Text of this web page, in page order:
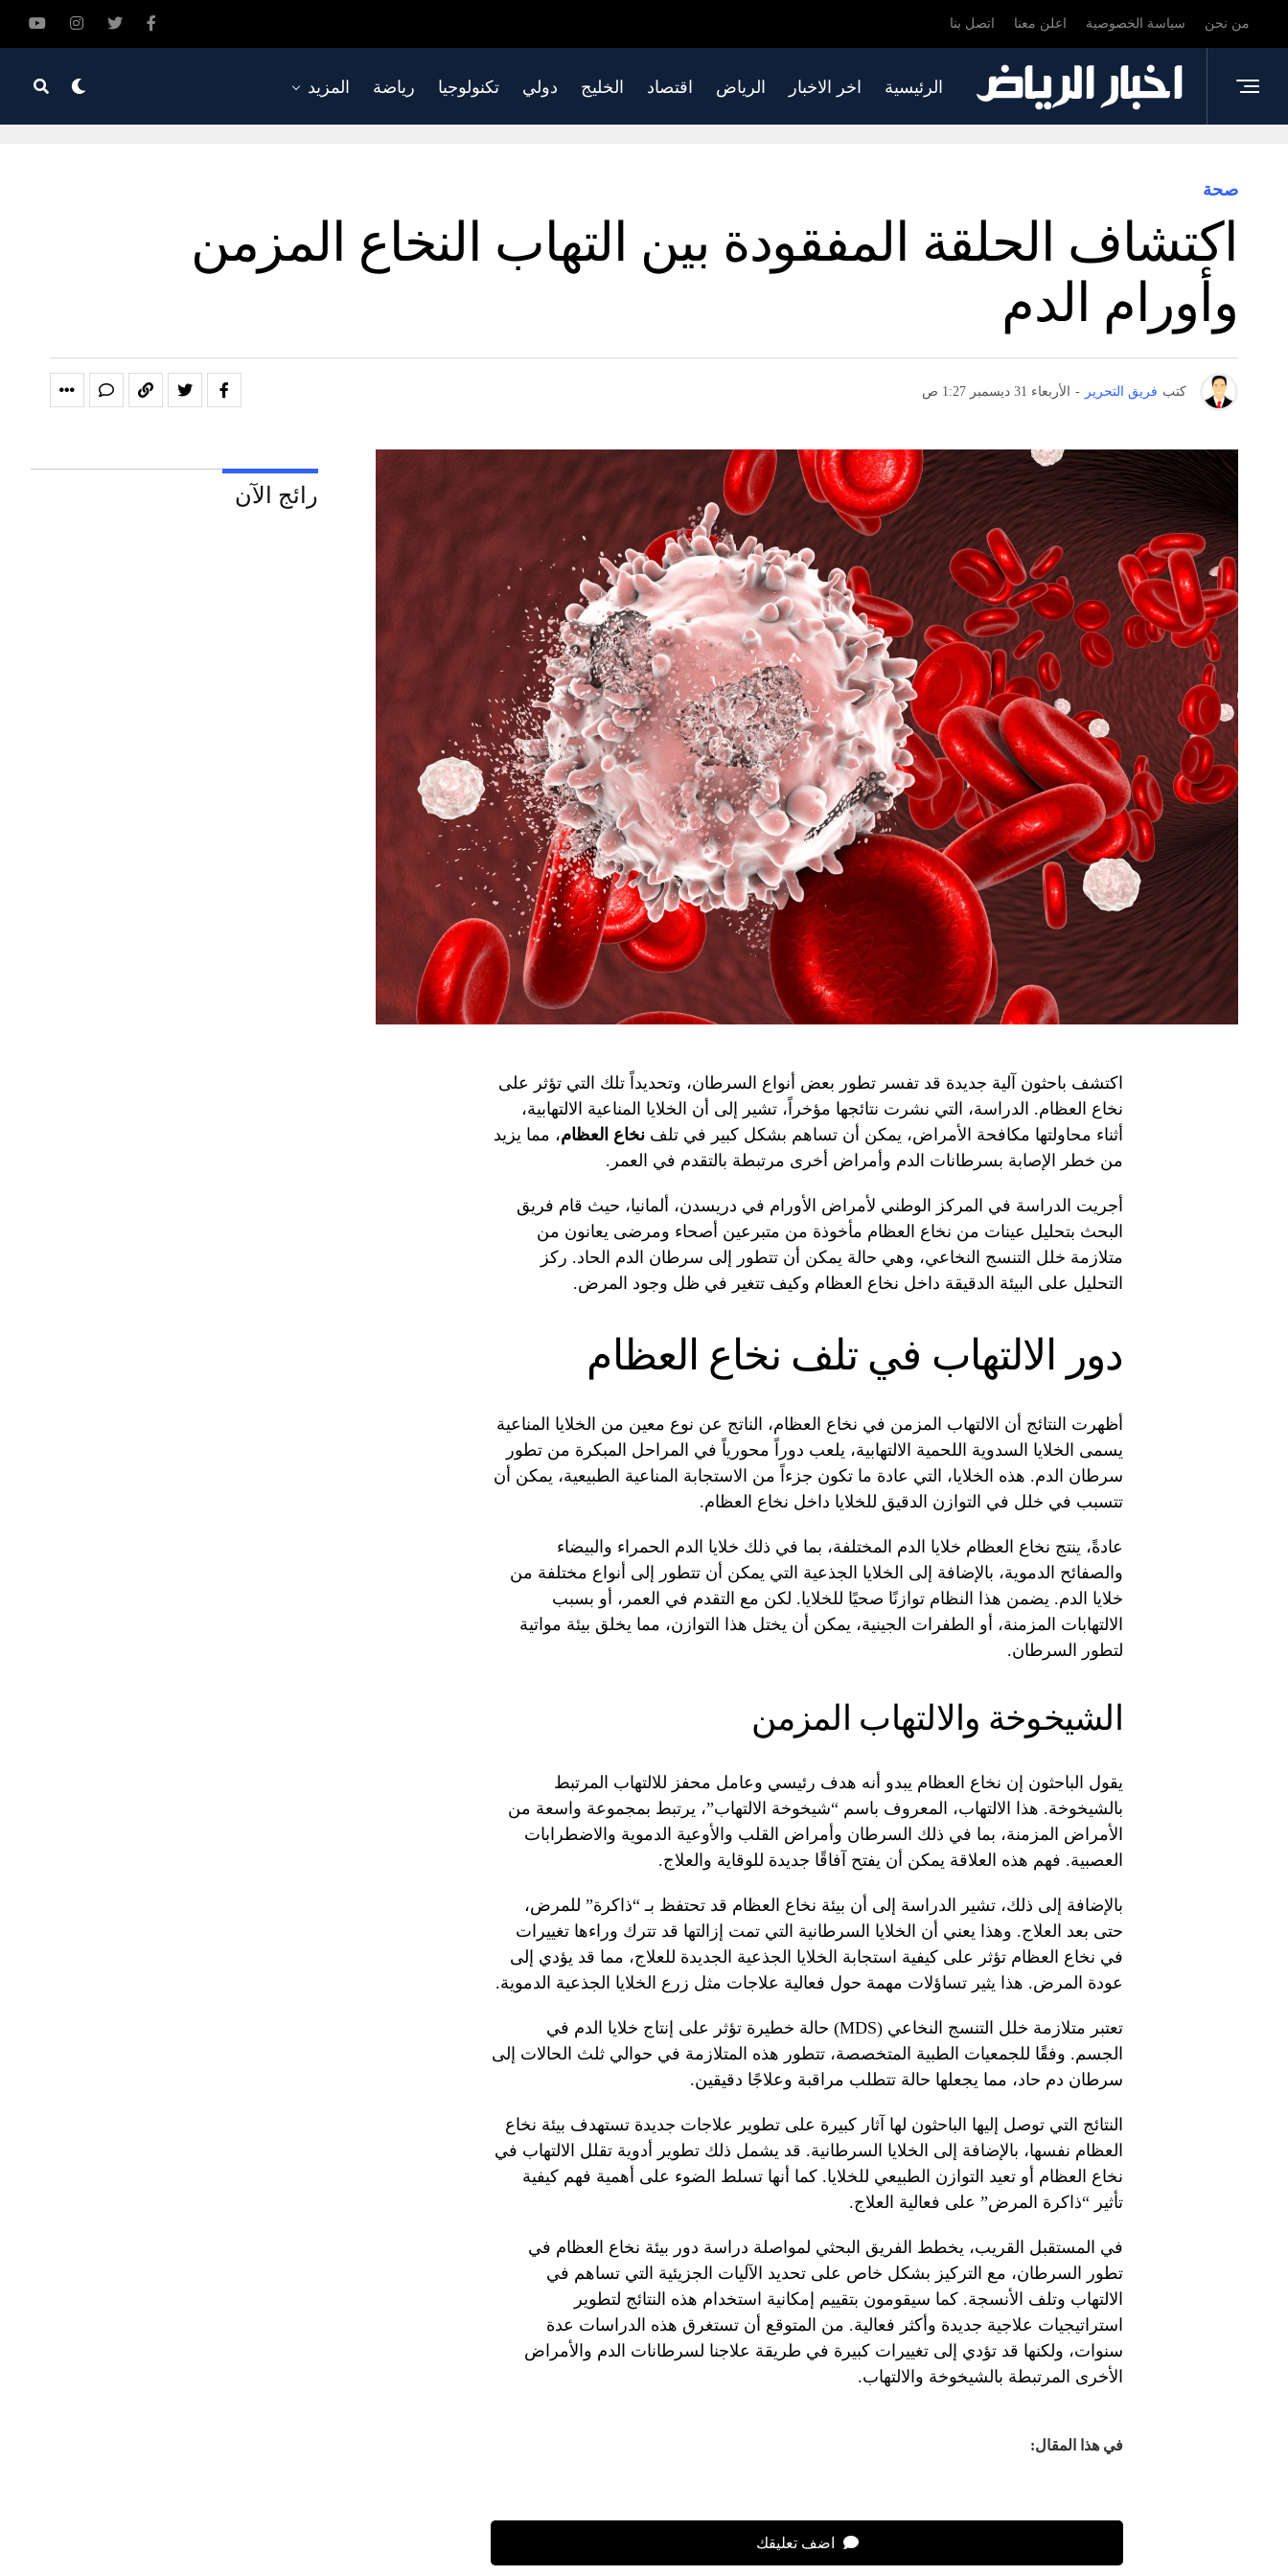
من نحن سياسة الخصوصية اعلن معنا اتصل بنا
الرئيسية اخر الاخبار الرياض اقتصاد الخليج دولي تكنولوجيا رياضة المزيد
صحة
اكتشاف الحلقة المفقودة بين التهاب النخاع المزمن
وأورام الدم
كتب فريق التحرير - الأربعاء 31 ديسمبر 1:27 ص
اكتشف باحثون آلية جديدة قد تفسر تطور بعض أنواع السرطان، وتحديداً تلك التي تؤثر على
نخاع العظام. الدراسة، التي نشرت نتائجها مؤخراً، تشير إلى أن الخلايا المناعية الالتهابية،
أثناء محاولتها مكافحة الأمراض، يمكن أن تساهم بشكل كبير في تلف نخاع العظام، مما يزيد
من خطر الإصابة بسرطانات الدم وأمراض أخرى مرتبطة بالتقدم في العمر.
أجريت الدراسة في المركز الوطني لأمراض الأورام في دريسدن، ألمانيا، حيث قام فريق
البحث بتحليل عينات من نخاع العظام مأخوذة من متبرعين أصحاء ومرضى يعانون من
متلازمة خلل التنسج النخاعي، وهي حالة يمكن أن تتطور إلى سرطان الدم الحاد. ركز
التحليل على البيئة الدقيقة داخل نخاع العظام وكيف تتغير في ظل وجود المرض.
دور الالتهاب في تلف نخاع العظام
أظهرت النتائج أن الالتهاب المزمن في نخاع العظام، الناتج عن نوع معين من الخلايا المناعية
يسمى الخلايا السدوية اللحمية الالتهابية، يلعب دوراً محورياً في المراحل المبكرة من تطور
سرطان الدم. هذه الخلايا، التي عادة ما تكون جزءاً من الاستجابة المناعية الطبيعية، يمكن أن
تتسبب في خلل في التوازن الدقيق للخلايا داخل نخاع العظام.
عادةً، ينتج نخاع العظام خلايا الدم المختلفة، بما في ذلك خلايا الدم الحمراء والبيضاء
والصفائح الدموية، بالإضافة إلى الخلايا الجذعية التي يمكن أن تتطور إلى أنواع مختلفة من
خلايا الدم. يضمن هذا النظام توازنًا صحيًا للخلايا. لكن مع التقدم في العمر، أو بسبب
الالتهابات المزمنة، أو الطفرات الجينية، يمكن أن يختل هذا التوازن، مما يخلق بيئة مواتية
لتطور السرطان.
الشيخوخة والالتهاب المزمن
يقول الباحثون إن نخاع العظام يبدو أنه هدف رئيسي وعامل محفز للالتهاب المرتبط
بالشيخوخة. هذا الالتهاب، المعروف باسم “شيخوخة الالتهاب”، يرتبط بمجموعة واسعة من
الأمراض المزمنة، بما في ذلك السرطان وأمراض القلب والأوعية الدموية والاضطرابات
العصبية. فهم هذه العلاقة يمكن أن يفتح آفاقًا جديدة للوقاية والعلاج.
بالإضافة إلى ذلك، تشير الدراسة إلى أن بيئة نخاع العظام قد تحتفظ بـ “ذاكرة” للمرض،
حتى بعد العلاج. وهذا يعني أن الخلايا السرطانية التي تمت إزالتها قد تترك وراءها تغييرات
في نخاع العظام تؤثر على كيفية استجابة الخلايا الجذعية الجديدة للعلاج، مما قد يؤدي إلى
عودة المرض. هذا يثير تساؤلات مهمة حول فعالية علاجات مثل زرع الخلايا الجذعية الدموية.
تعتبر متلازمة خلل التنسج النخاعي (MDS) حالة خطيرة تؤثر على إنتاج خلايا الدم في
الجسم. وفقًا للجمعيات الطبية المتخصصة، تتطور هذه المتلازمة في حوالي ثلث الحالات إلى
سرطان دم حاد، مما يجعلها حالة تتطلب مراقبة وعلاجًا دقيقين.
النتائج التي توصل إليها الباحثون لها آثار كبيرة على تطوير علاجات جديدة تستهدف بيئة نخاع
العظام نفسها، بالإضافة إلى الخلايا السرطانية. قد يشمل ذلك تطوير أدوية تقلل الالتهاب في
نخاع العظام أو تعيد التوازن الطبيعي للخلايا. كما أنها تسلط الضوء على أهمية فهم كيفية
تأثير “ذاكرة المرض” على فعالية العلاج.
في المستقبل القريب، يخطط الفريق البحثي لمواصلة دراسة دور بيئة نخاع العظام في
تطور السرطان، مع التركيز بشكل خاص على تحديد الآليات الجزيئية التي تساهم في
الالتهاب وتلف الأنسجة. كما سيقومون بتقييم إمكانية استخدام هذه النتائج لتطوير
استراتيجيات علاجية جديدة وأكثر فعالية. من المتوقع أن تستغرق هذه الدراسات عدة
سنوات، ولكنها قد تؤدي إلى تغييرات كبيرة في طريقة علاجنا لسرطانات الدم والأمراض
الأخرى المرتبطة بالشيخوخة والالتهاب.
في هذا المقال:
اضف تعليقك
رائج الآن